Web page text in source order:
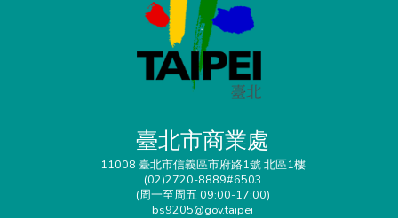
臺北市商業處
11008 臺北市信義區市府路1號 北區1樓
(02)2720-8889#6503
(周一至周五 09:00-17:00)
bs9205@gov.taipei